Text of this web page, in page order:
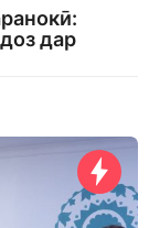
дар